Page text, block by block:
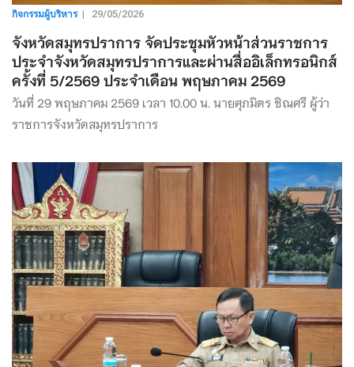
กิจกรรมผู้บริหาร| 29/05/2026
จังหวัดสมุทรปราการ จัดประชุมหัวหน้าส่วนราชการ
ประจำจังหวัดสมุทรปราการและผ่านสื่ออิเล็กทรอนิกส์
ครั้งที่ 5/2569 ประจำเดือน พฤษภาคม 2569
วันที่ 29 พฤษภาคม 2569 เวลา 10.00 น. นายศุภมิตร ชิณศรี ผู้ว่า
ราชการจังหวัดสมุทรปราการ